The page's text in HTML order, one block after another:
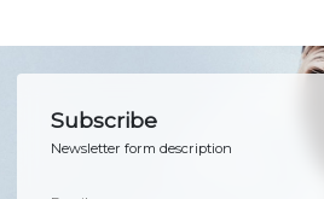
Subscribe
Newsletter form description